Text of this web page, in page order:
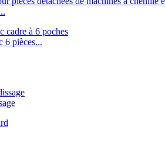
6 pièces...